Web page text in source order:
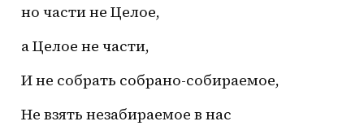
но части не Целое,
а Целое не части,
И не собрать собрано-собираемое,
Не взять незабираемое в нас